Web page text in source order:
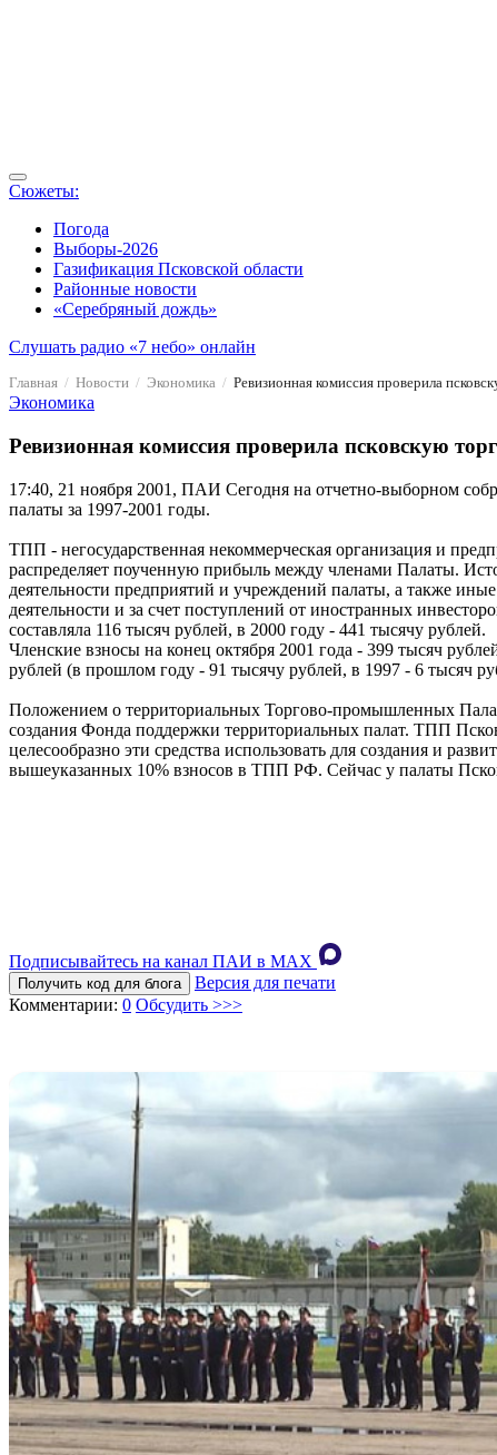
Сюжеты:
Погода
Выборы-2026
Газификация Псковской области
Районные новости
«Серебряный дождь»
Слушать радио «7 небо» онлайн
Главная Новости Экономика Ревизионная комиссия проверила
Экономика
Ревизионная комиссия проверила псковскую
17:40, 21 ноября 2001, ПАИ Сегодня на отчетно-выборном
палаты за 1997-2001 годы.
ТПП - негосударственная некоммерческая организация и
распределяет поученную прибыль между членами Палаты.
деятельности предприятий и учреждений палаты, а также
деятельности и за счет поступлений от иностранных
составляла 116 тысяч рублей, в 2000 году - 441 тысячу рублей.
Членские взносы на конец октября 2001 года - 399 тысяч
рублей (в прошлом году - 91 тысячу рублей, в 1997 - 6 тысяч
Положением о территориальных Торгово-промышленных
создания Фонда поддержки территориальных палат. ТПП
целесообразно эти средства использовать для создания и
вышеуказанных 10% взносов в ТПП РФ. Сейчас у палаты
Подписывайтесь на канал ПАИ в MAХ
Получить код для блога
Версия для печати
Комментарии: 0 Обсудить >>>